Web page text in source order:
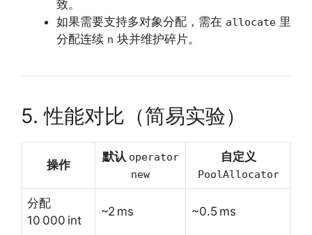
致。
如果需要支持多对象分配，需在 allocate 里
分配连续 n 块并维护碎片。
5. 性能对比（简易实验）
操作
默认 operator
new
自定义
PoolAllocator
分配
10 000 int
~2 ms ~0.5 ms